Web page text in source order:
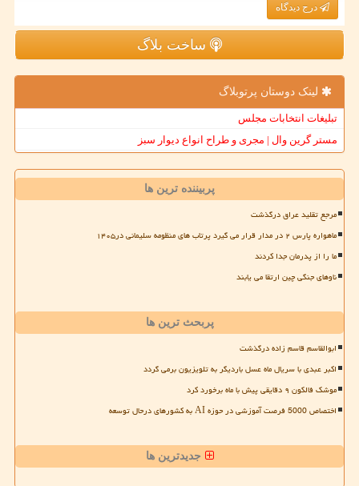
درج دیدگاه
ساخت بلاگ
لینک دوستان پرتوبلاگ
تبلیغات انتخابات مجلس
مستر گرین وال | مجری و طراح انواع دیوار سبز
پربیننده ترین ها
مرجع تقلید عراق درگذشت
ماهواره پارس ۲ در مدار قرار می گیرد پرتاب های منظومه سلیمانی در۱۴۰۵
ما را از پدرمان جدا کردند
ناوهای جنگی چین ارتقا می یابند
پربحث ترین ها
ابوالقاسم قاسم زاده درگذشت
اکبر عبدی با سریال ماه عسل باردیگر به تلویزیون برمی گردد
موشک فالکون ۹ دقایقی پیش با ماه برخورد کرد
اختصاص 5000 فرصت آموزشی در حوزه AI به کشورهای درحال توسعه
جدیدترین ها